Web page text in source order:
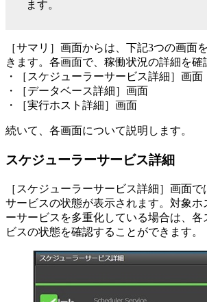
ます。
［サマリ］画面からは、下記3つの画面
きます。各画面で、稼働状況の詳細を確
・［スケジューラーサービス詳細］画面
・［データベース詳細］画面
・［実行ホスト詳細］画面
続いて、各画面について説明します。
スケジューラーサービス詳細
［スケジューラーサービス詳細］画面
サービスの状態が表示されます。対象ホ
ーサービスを多重化している場合は、各
ビスの状態を確認することができます。